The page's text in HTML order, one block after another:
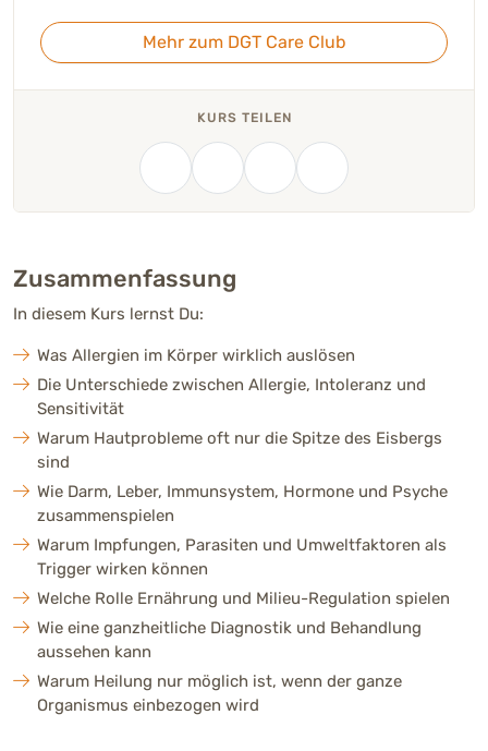
Mehr zum DGT Care Club
KURS TEILEN
Zusammenfassung
In diesem Kurs lernst Du:
Was Allergien im Körper wirklich auslösen
Die Unterschiede zwischen Allergie, Intoleranz und
Sensitivität
Warum Hautprobleme oft nur die Spitze des Eisbergs
sind
Wie Darm, Leber, Immunsystem, Hormone und Psyche
zusammenspielen
Warum Impfungen, Parasiten und Umweltfaktoren als
Trigger wirken können
Welche Rolle Ernährung und Milieu-Regulation spielen
Wie eine ganzheitliche Diagnostik und Behandlung
aussehen kann
Warum Heilung nur möglich ist, wenn der ganze
Organismus einbezogen wird